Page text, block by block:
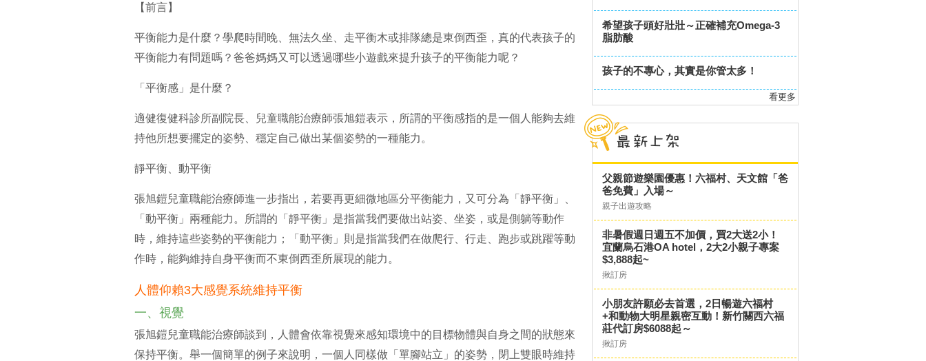
【前言】
平衡能力是什麼？學爬時間晚、無法久坐、走平衡木或排隊總是東倒西歪，真的代表孩子的
平衡能力有問題嗎？爸爸媽媽又可以透過哪些小遊戲來提升孩子的平衡能力呢？
「平衡感」是什麼？
適健復健科診所副院長、兒童職能治療師張旭鎧表示，所謂的平衡感指的是一個人能夠去維
持他所想要擺定的姿勢、穩定自己做出某個姿勢的一種能力。
靜平衡、動平衡
張旭鎧兒童職能治療師進一步指出，若要再更細微地區分平衡能力，又可分為「靜平衡」、
「動平衡」兩種能力。所謂的「靜平衡」是指當我們要做出站姿、坐姿，或是側躺等動作
時，維持這些姿勢的平衡能力；「動平衡」則是指當我們在做爬行、行走、跑步或跳躍等動
作時，能夠維持自身平衡而不東倒西歪所展現的能力。
人體仰賴3大感覺系統維持平衡
一、視覺
張旭鎧兒童職能治療師談到，人體會依靠視覺來感知環境中的目標物體與自身之間的狀態來
保持平衡。舉一個簡單的例子來說明，一個人同樣做「單腳站立」的姿勢，閉上雙眼時維持
希望孩子頭好壯壯～正確補充Omega-3
脂肪酸
孩子的不專心，其實是你管太多！
看更多
父親節遊樂園優惠！六福村、天文館「爸
爸免費」入場～
親子出遊攻略
非暑假週日週五不加價，買2大送2小！
宜蘭烏石港OA hotel，2大2小親子專案
$3,888起~
揪訂房
小朋友許願必去首選，2日暢遊六福村
+和動物大明星親密互動！新竹關西六福
莊代訂房$6088起～
揪訂房